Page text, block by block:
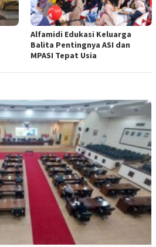
Alfamidi Edukasi Keluarga
Balita Pentingnya ASI dan
MPASI Tepat Usia